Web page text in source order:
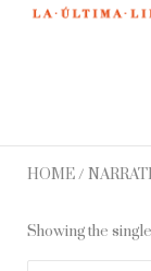
HOME/
Showing the